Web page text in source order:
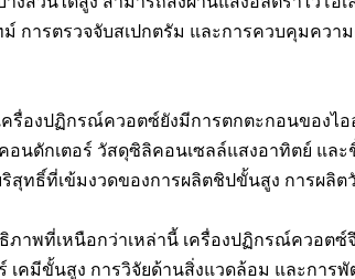
ม์ การตรวจจับสเปกตรัม และการควบคุมค
รื่องปฏิกรณ์ควอตซ์ยังมีการตกตะกอนของไ
คอนดักเตอร์ วัสดุซิลิคอนเซลล์แสงอาทิตย์ แ
สุทธิ์ที่เข้มงวดของการผลิตชิปขั้นสูง การผลิ
ภาพที่เหนือกว่าเหล่านี้ เครื่องปฏิกรณ์ควอต
เคมีขั้นสูง การวิจัยด้านสิ่งแวดล้อม และกา